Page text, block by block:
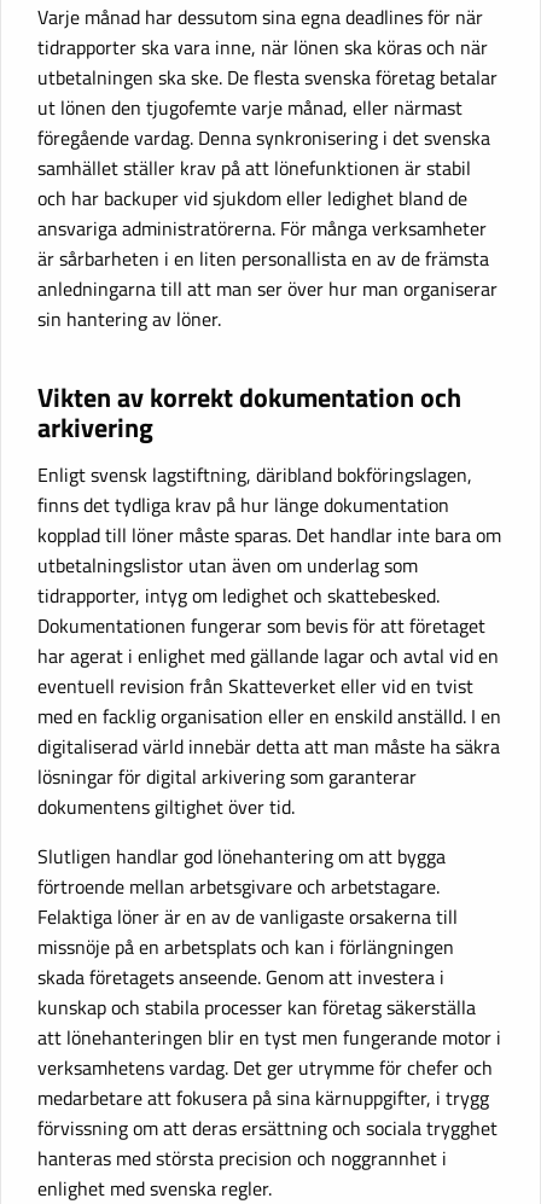
Varje månad har dessutom sina egna deadlines för när
tidrapporter ska vara inne, när lönen ska köras och när
utbetalningen ska ske. De flesta svenska företag betalar
ut lönen den tjugofemte varje månad, eller närmast
föregående vardag. Denna synkronisering i det svenska
samhället ställer krav på att lönefunktionen är stabil
och har backuper vid sjukdom eller ledighet bland de
ansvariga administratörerna. För många verksamheter
är sårbarheten i en liten personallista en av de främsta
anledningarna till att man ser över hur man organiserar
sin hantering av löner.
Vikten av korrekt dokumentation och
arkivering
Enligt svensk lagstiftning, däribland bokföringslagen,
finns det tydliga krav på hur länge dokumentation
kopplad till löner måste sparas. Det handlar inte bara om
utbetalningslistor utan även om underlag som
tidrapporter, intyg om ledighet och skattebesked.
Dokumentationen fungerar som bevis för att företaget
har agerat i enlighet med gällande lagar och avtal vid en
eventuell revision från Skatteverket eller vid en tvist
med en facklig organisation eller en enskild anställd. I en
digitaliserad värld innebär detta att man måste ha säkra
lösningar för digital arkivering som garanterar
dokumentens giltighet över tid.
Slutligen handlar god lönehantering om att bygga
förtroende mellan arbetsgivare och arbetstagare.
Felaktiga löner är en av de vanligaste orsakerna till
missnöje på en arbetsplats och kan i förlängningen
skada företagets anseende. Genom att investera i
kunskap och stabila processer kan företag säkerställa
att lönehanteringen blir en tyst men fungerande motor i
verksamhetens vardag. Det ger utrymme för chefer och
medarbetare att fokusera på sina kärnuppgifter, i trygg
förvissning om att deras ersättning och sociala trygghet
hanteras med största precision och noggrannhet i
enlighet med svenska regler.